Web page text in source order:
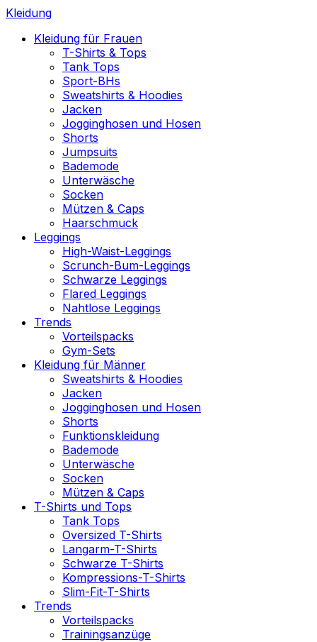
Kleidung
Kleidung für Frauen
T-Shirts & Tops
Tank Tops
Sport-BHs
Sweatshirts & Hoodies
Jacken
Jogginghosen und Hosen
Shorts
Jumpsuits
Bademode
Unterwäsche
Socken
Mützen & Caps
Haarschmuck
Leggings
High-Waist-Leggings
Scrunch-Bum-Leggings
Schwarze Leggings
Flared Leggings
Nahtlose Leggings
Trends
Vorteilspacks
Gym-Sets
Kleidung für Männer
Sweatshirts & Hoodies
Jacken
Jogginghosen und Hosen
Shorts
Funktionskleidung
Bademode
Unterwäsche
Socken
Mützen & Caps
T-Shirts und Tops
Tank Tops
Oversized T-Shirts
Langarm-T-Shirts
Schwarze T-Shirts
Kompressions-T-Shirts
Slim-Fit-T-Shirts
Trends
Vorteilspacks
Trainingsanzüge